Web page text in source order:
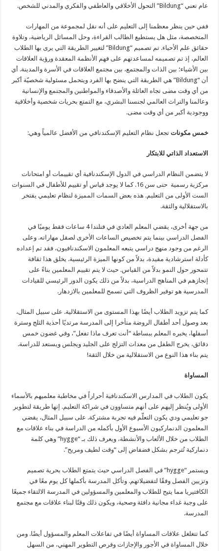
عام تعني “Bildung” التحول الأخلاقي والعاطفي والفكري والمدني للشخص.
ففي حين ينظر معظمنا إلى التعليم على أنه نقل لمجموعة من المهارات
المتخصصة، مثل هل يستطيع الطالب القراءة، وحل المسائل الرياضية، وتلاوة
حقائق علم الأحياء. تم تصميم “Bildung” لتغيير الطريقة التي يرى بها الطلاب
العالم، إذ تم تصميمه لمساعدتهم على فهم الأنظمة المعقدة ورؤية العلاقات
بين الأشياء؛ بين الذات والمجتمع، بين مجتمع العلاقات في الأسرة والمدينة. أي
أن “Bildung” هي الطريقة التي ينضح بها الفرد ويتحمل مسئولية شخصيّة أكبر
من أي وقت مضى تجاه العائلة والأصدقاء والمواطنين والمجتمع والإنسانية
وعالمنا والتراث العالمي لجنسنا البشري، مع التمتع بحريات شخصية وأخلاقية
ووجودية أكبر من أي وقت مضى.
خمس مكونات تجعل نظام التعليم الإسكندنافي من الأفضل عالمياً وهي:
الاستعداد الذاتي للابتكار
لا يتضمن النظام الدراسي في الدول الإسكندنافية أي تقييمات أو امتحانات
مركزية رسمية حتى سن 16. كما لا يوجد قياس أو تقييم للأطفال في السنوات
الست الأولى من التعليم. هذه بعض السمات المميزة لنظام تعليمي يفتخر
بالاستقلالية والثقة.
من جهة أخرى، يقضي المعلم العادي في فنلندا 4 ساعات فقط يوميًا في
الفصل الدراسي بينما يتم تخصيص الساعات الأخرى لصقل مهاراته. وعلى
الرغم من وجود منهج دراسي يتبعه المعلمون الاسكندنافيون، فقد تم إعداده
كأدلة استرشادية مفيدة، بدلاً من كونها الميزة الرئيسية. يخلق هذا ثقافة
تتمحور حول النمو بدلاً من القياس. حيث لا يتم تقييم المعلمين بناءً على
إنجازهم في المناهج الدراسية، بدلاً من ذلك يكون الدور الرئيسي للقيادات
المدرسية هو توفير الظروف التي تسمح للمعلمين بالازدهار.
كما يتم تزويد الطلاب أيضًا بهذا المستوى من الاستقلالية. على سبيل المثال،
بعد وصول أحد أطفال الروضة متأخرا إلى المدرسة مرتديًا أحذية الثلج وسترة
أسفلها، يخبره المعلم ببساطة “أنت تعرف ماذا تفعل”، وفي غضون خمس
دقائق، يخرج الطفل من معدات التزلج على الجليد ويجلس ويستعد للدراسة.
يتم بناء هذا النوع من الاستقلالية من خلال الثقة!
المساواة
يكون الطلاب في المدارس الاسكندنافية أحراراً في مخاطبة معلميهم بالأسماء
الأولى ويُنظر إليهم على أنهم متساوون في شراكة التعليم. إنها طريقة لتطوير
جو تعليمي ودي يكون التعلّم فيه تجربة مشتركة. على سبيل المثال، يقضي
المعلمون الدنماركيون الأسبوع الأول بأكمله من الدراسة في بناء علاقات مع
الطلاب من خلال الألعاب والأنشطة، ويعرف ذلك بـ “hygge” وهي كلمة
دنماركية تُترجم بشكل فضفاض إلى “وقت لطيف ومريح”.
ويستمر “hygge” في الفصل الدراسي حيث يتمتع الطلاب بحرية تصميم
وتزيين الفصل وفقًا لتفضيلاتهم. وتأكل المدرسة بأكملها كل يوم معًا في
الكافتيريا مما يتيح للطلاب والمعلمين والمسؤولين في المدرسة الالتقاء جميعًا
على وجبة غداء مجانية دافئة وصحية، ويكون ذلك وقتًا لبناء علاقات مع مجتمع
المدرسة.
كما تتغلغل علاقات المساواة أيضًا في تفاعلات المعلم والمسؤول أيضًا. ومن
خلال المساواة في الأجور والإجازات وفرص التطوير المهني، من السهل